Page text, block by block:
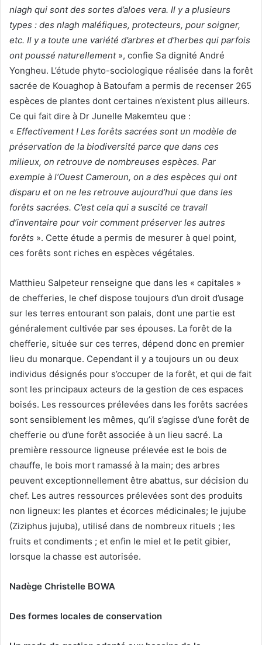
nlagh qui sont des sortes d’aloes vera. Il y a plusieurs
types : des nlagh maléfiques, protecteurs, pour soigner,
etc. Il y a toute une variété d’arbres et d’herbes qui parfois
ont poussé naturellement », confie Sa dignité André
Yongheu. L’étude phyto-sociologique réalisée dans la forêt
sacrée de Kouaghop à Batoufam a permis de recenser 265
espèces de plantes dont certaines n’existent plus ailleurs.
Ce qui fait dire à Dr Junelle Makemteu que :
« Effectivement ! Les forêts sacrées sont un modèle de
préservation de la biodiversité parce que dans ces
milieux, on retrouve de nombreuses espèces. Par
exemple à l’Ouest Cameroun, on a des espèces qui ont
disparu et on ne les retrouve aujourd’hui que dans les
forêts sacrées. C’est cela qui a suscité ce travail
d’inventaire pour voir comment préserver les autres
forêts ». Cette étude a permis de mesurer à quel point,
ces forêts sont riches en espèces végétales.
Matthieu Salpeteur renseigne que dans les « capitales »
de chefferies, le chef dispose toujours d’un droit d’usage
sur les terres entourant son palais, dont une partie est
généralement cultivée par ses épouses. La forêt de la
chefferie, située sur ces terres, dépend donc en premier
lieu du monarque. Cependant il y a toujours un ou deux
individus désignés pour s’occuper de la forêt, et qui de fait
sont les principaux acteurs de la gestion de ces espaces
boisés. Les ressources prélevées dans les forêts sacrées
sont sensiblement les mêmes, qu’il s’agisse d’une forêt de
chefferie ou d’une forêt associée à un lieu sacré. La
première ressource ligneuse prélevée est le bois de
chauffe, le bois mort ramassé à la main; des arbres
peuvent exceptionnellement être abattus, sur décision du
chef. Les autres ressources prélevées sont des produits
non ligneux: les plantes et écorces médicinales; le jujube
(Ziziphus jujuba), utilisé dans de nombreux rituels ; les
fruits et condiments ; et enfin le miel et le petit gibier,
lorsque la chasse est autorisée.
Nadège Christelle BOWA
Des formes locales de conservation